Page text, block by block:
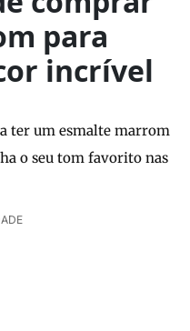
para
incrível
ter um esmalte marrom
o seu tom favorito nas